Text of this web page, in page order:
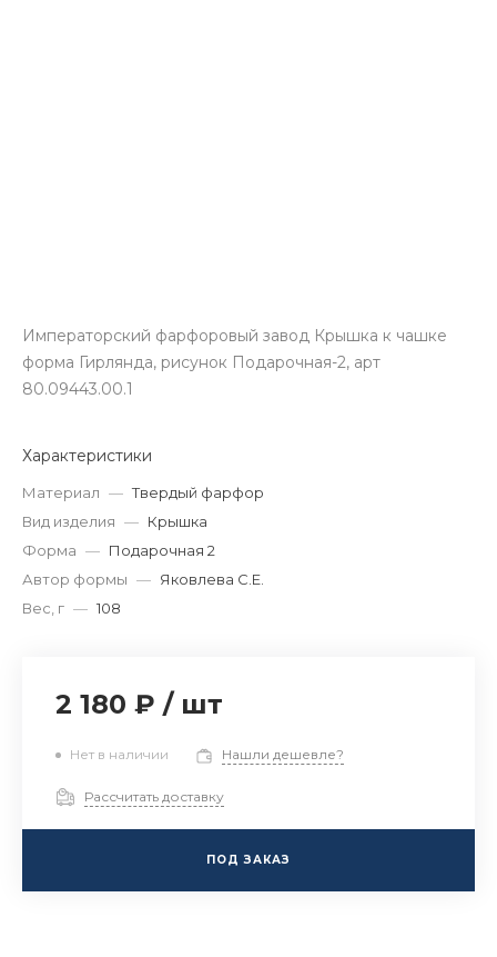
Императорский фарфоровый завод Крышка к чашке
форма Гирлянда, рисунок Подарочная-2, арт
80.09443.00.1
Характеристики
Материал — Твердый фарфор
Вид изделия — Крышка
Форма — Подарочная 2
Автор формы — Яковлева С.Е.
Вес, г — 108
2 180 ₽ / шт
Нет в наличии Нашли дешевле?
Рассчитать доставку
ПОД ЗАКАЗ